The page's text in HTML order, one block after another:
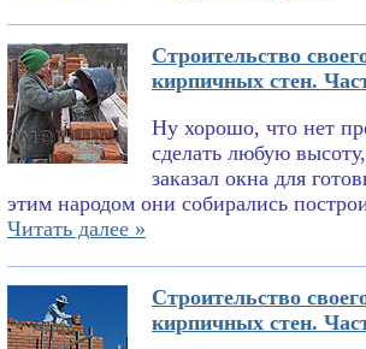
Строительство
кирпичных стен.
Ну хорошо, что нет
сделать любую
заказал окна для
этим народом они собирались
Читать далее »
Строительство
кирпичных стен.